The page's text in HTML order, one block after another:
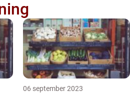
06 september 2023